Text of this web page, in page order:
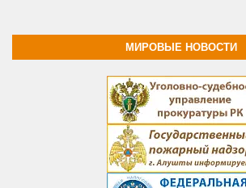
МИРОВЫЕ НОВОСТИ